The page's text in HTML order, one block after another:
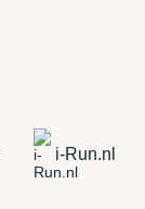
i-Run.nl